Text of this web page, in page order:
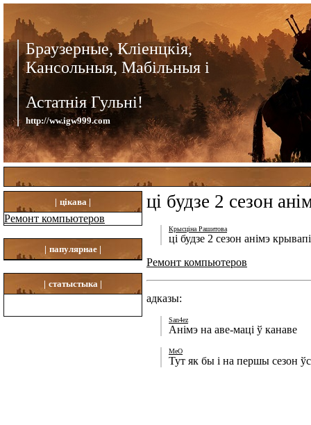
Браузерные, Кліенцкія,
Кансольныя, Мабільныя і
Астатнія Гульні!
http://ww.igw999.com
| цікава |
Ремонт компьютеров
| папулярнае |
| статыстыка |
ці будзе 2 сезон
Крысціна Рашитова
ці будзе 2 сезон анімэ
Ремонт компьютеров
адказы:
San4ez
Анімэ на аве-маці ў канаве
MeO
Тут як бы і на першы сезон